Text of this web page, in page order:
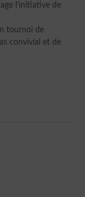
l’initiative de
tournoi de
convivial et de